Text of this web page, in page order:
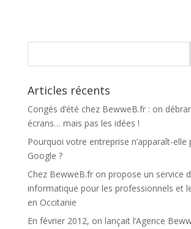
Articles récents
Congés d’été chez BewweB.fr : on
écrans… mais pas les idées !
Pourquoi votre entreprise n’apparaît-elle
Google ?
Chez BewweB.fr on propose un service
informatique pour les professionnels et
en Occitanie
En février 2012, on lançait l’Agence